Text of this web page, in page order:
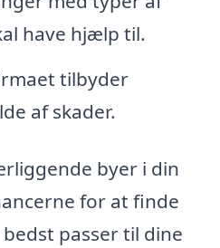
have hjælp til.
tilbyder
af skader.
byer i din
for at finde
passer til dine